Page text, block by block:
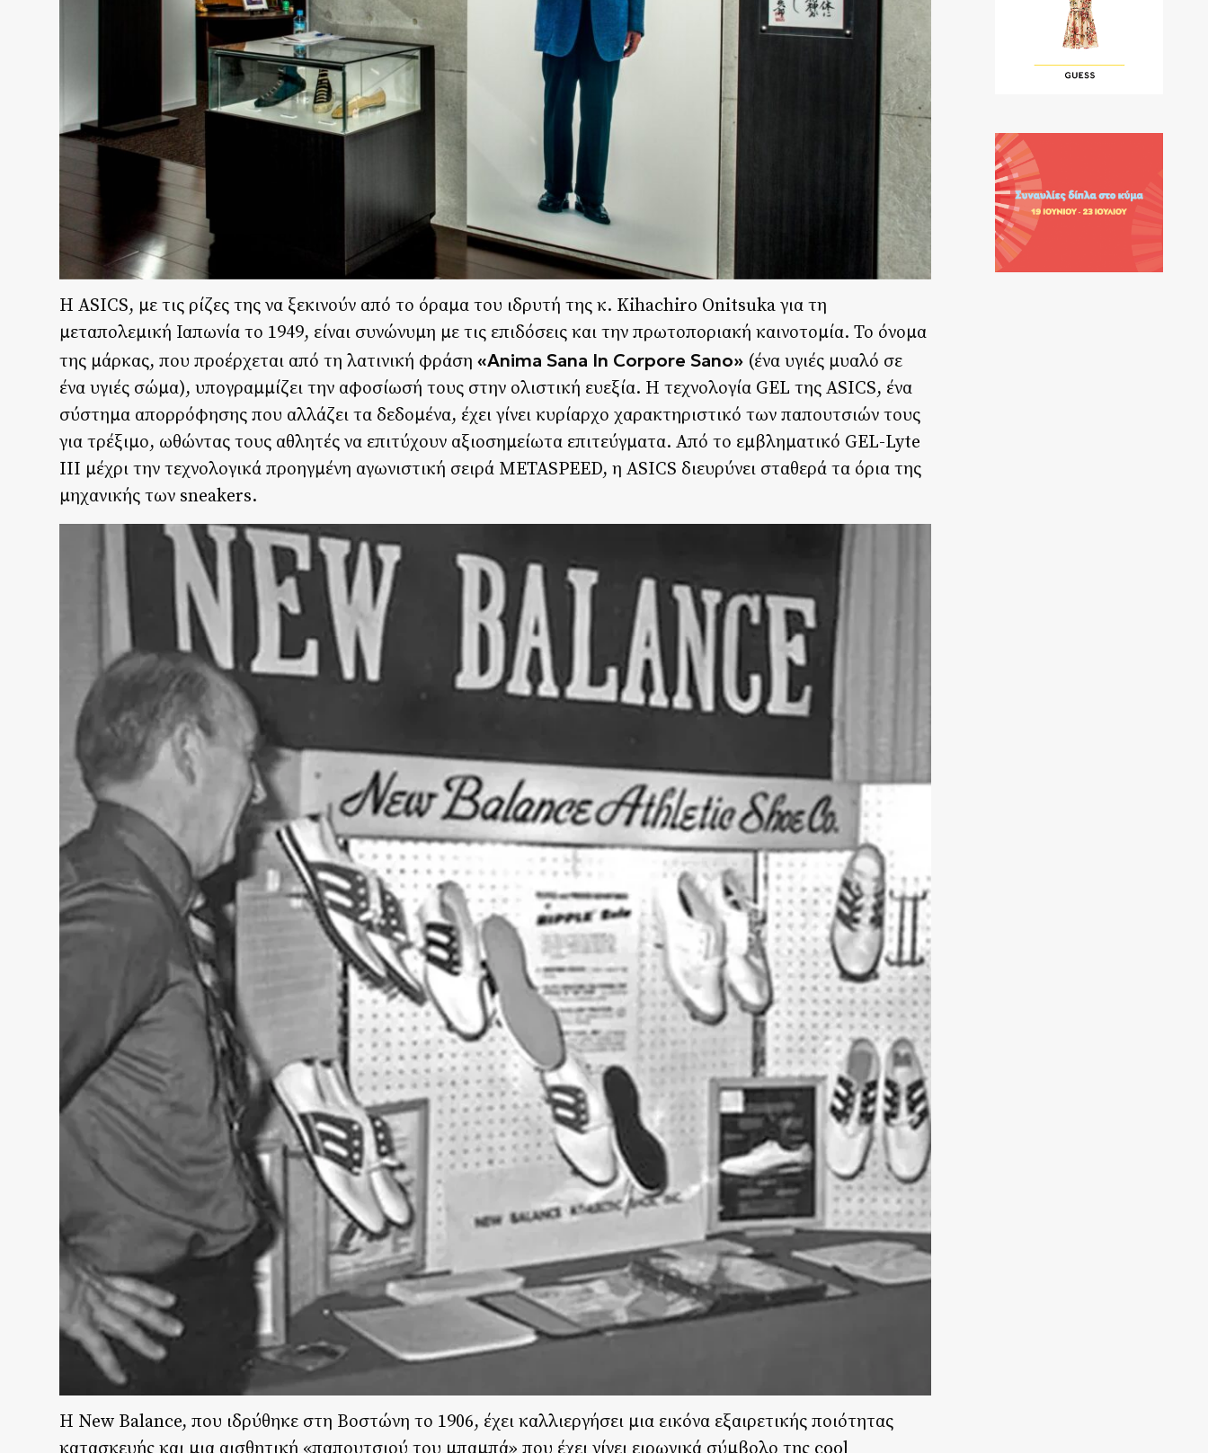
Η ASICS, με τις ρίζες της να ξεκινούν από το όραμα του ιδρυτή της κ. Kihachiro Onitsuka για τη
μεταπολεμική Ιαπωνία το 1949, είναι συνώνυμη με τις επιδόσεις και την πρωτοποριακή καινοτομία. Το όνομα
της μάρκας, που προέρχεται από τη λατινική φράση«Anima Sana In Corpore Sano» (ένα υγιές μυαλό σε
ένα υγιές σώμα), υπογραμμίζει την αφοσίωσή τους στην ολιστική ευεξία. Η τεχνολογία GEL της ASICS, ένα
σύστημα απορρόφησης που αλλάζει τα δεδομένα, έχει γίνει κυρίαρχο χαρακτηριστικό των παπουτσιών τους
για τρέξιμο, ωθώντας τους αθλητές να επιτύχουν αξιοσημείωτα επιτεύγματα. Από το εμβληματικό GEL-Lyte
III μέχρι την τεχνολογικά προηγμένη αγωνιστική σειρά METASPEED, η ASICS διευρύνει σταθερά τα όρια της
μηχανικής των sneakers.
Η New Balance, που ιδρύθηκε στη Βοστώνη το 1906, έχει καλλιεργήσει μια εικόνα εξαιρετικής ποιότητας